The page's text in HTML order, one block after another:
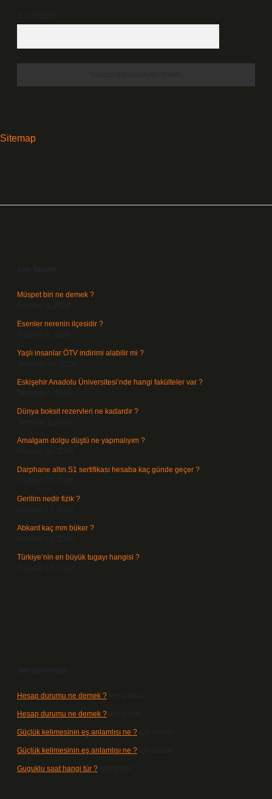
9 - 5 kaçtır?
Sitemap
Son Yazılar
Müspet biri ne demek ?
Ağustos 8, 2026
Esenler nerenin ilçesidir ?
Ağustos 6, 2026
Yaşlı insanlar ÖTV indirimi alabilir mi ?
Temmuz 26, 2026
Eskişehir Anadolu Üniversitesi’nde hangi fakülteler var ?
Temmuz 4, 2026
Dünya boksit rezervleri ne kadardır ?
Temmuz 1, 2026
Amalgam dolgu düştü ne yapmalıyım ?
Haziran 30, 2026
Darphane altın.S1 sertifikası hesaba kaç günde geçer ?
Haziran 20, 2026
Gerilim nedir fizik ?
Haziran 17, 2026
Abkant kaç mm büker ?
Haziran 16, 2026
Türkiye’nin en büyük tugayı hangisi ?
Haziran 13, 2026
Son yorumlar
Hesap durumu ne demek ? için admin
Hesap durumu ne demek ? için Haluk
Güçlük kelimesinin eş anlamlısı ne ? için admin
Güçlük kelimesinin eş anlamlısı ne ? için Bozok
Guguklu saat hangi tür ? için admin